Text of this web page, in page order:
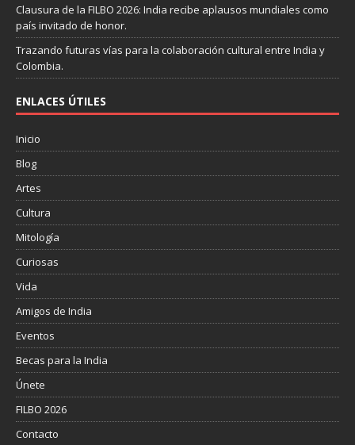
Clausura de la FILBO 2026: India recibe aplausos mundiales como
país invitado de honor.
Trazando futuras vías para la colaboración cultural entre India y
Colombia.
ENLACES ÚTILES
Inicio
Blog
Artes
Cultura
Mitología
Curiosas
Vida
Amigos de India
Eventos
Becas para la India
Únete
FILBO 2026
Contacto